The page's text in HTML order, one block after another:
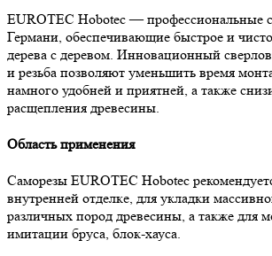
EUROTEC Hobotec — профессиональные
Германи, обеспечивающие быстрое и
дерева с деревом. Инновационный
и резьба позволяют уменьшить время
намного удобней и приятней, а также
расщепления древесины.
Область применения
Саморезы EUROTEC Hobotec
внутренней отделке, для укладки
различных пород древесины, а также для
имитации бруса, блок-хауса.